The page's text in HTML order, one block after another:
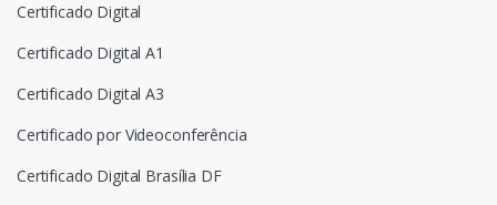
Certificado Digital
Certificado Digital A1
Certificado Digital A3
Certificado por Videoconferência
Certificado Digital Brasília DF